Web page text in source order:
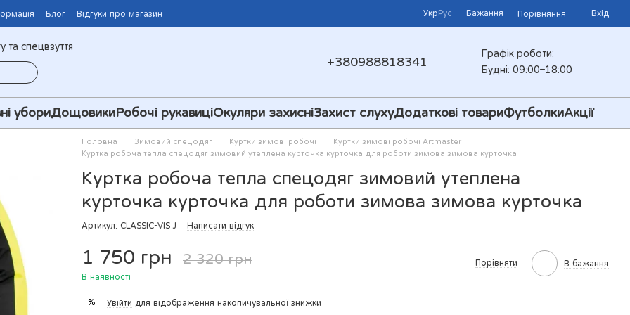
Блог Відгуки про магазин УкрРус Бажання Порівняння Вхід
та спецвзуття
+380988818341
Графік роботи:
Будні: 09:00–18:00
убориДощовикиРобочі рукавиціОкуляри захисніЗахист слухуДодаткові товариФутболкиАкції
Головна Зимовий спецодяг Куртки зимові робочі
Куртки зимові робочі Artmaster
Куртка робоча тепла спецодяг зимовий утеплена курточка курточка для роботи зимова зимова курточка
Куртка робоча тепла спецодяг зимовий утеплена
курточка курточка для роботи зимова зимова курточка
Артикул: CLASSIC-VIS J Написати відгук
1 750 грн 2 320 грн
В наявності
Порівняти В бажання
% Увійти для відображення накопичувальної знижки